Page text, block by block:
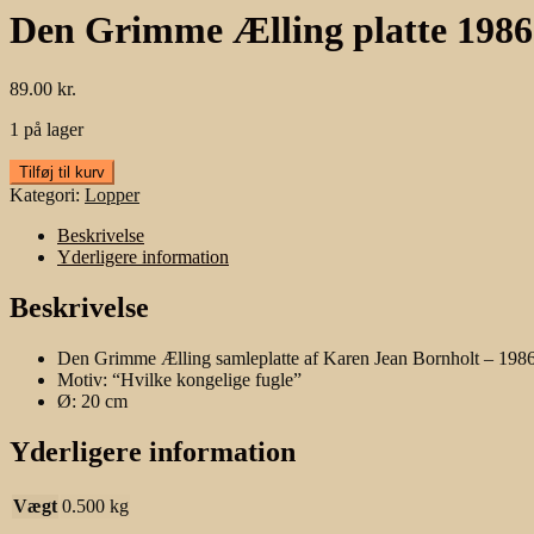
Den Grimme Ælling platte 1986
89.00 kr.
1 på lager
Den
Grimme
Ælling
platte
1986
Tilføj til kurv
Kategori: Lopper
Beskrivelse
Yderligere information
Beskrivelse
Den Grimme Ælling samleplatte af Karen Jean Bornholt –
Motiv: “Hvilke kongelige fugle”
Ø: 20 cm
Yderligere information
Vægt 0.500 kg